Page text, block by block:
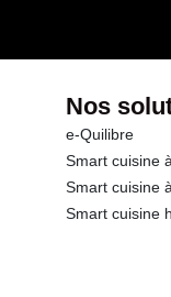
Nos
e-Quilibre
Smart cuisine
Smart cuisine
Smart cuisine